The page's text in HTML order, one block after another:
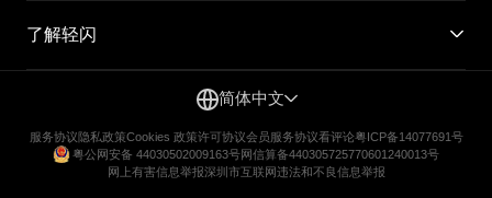
了解轻闪
简体中文
服务协议 隐私政策Cookies 政策许可协议会员服务协议看评论粤ICP备14077691号
粤公网安备 44030502009163号网信算备440305725770601240013号
网上有害信息举报深圳市互联网违法和不良信息举报